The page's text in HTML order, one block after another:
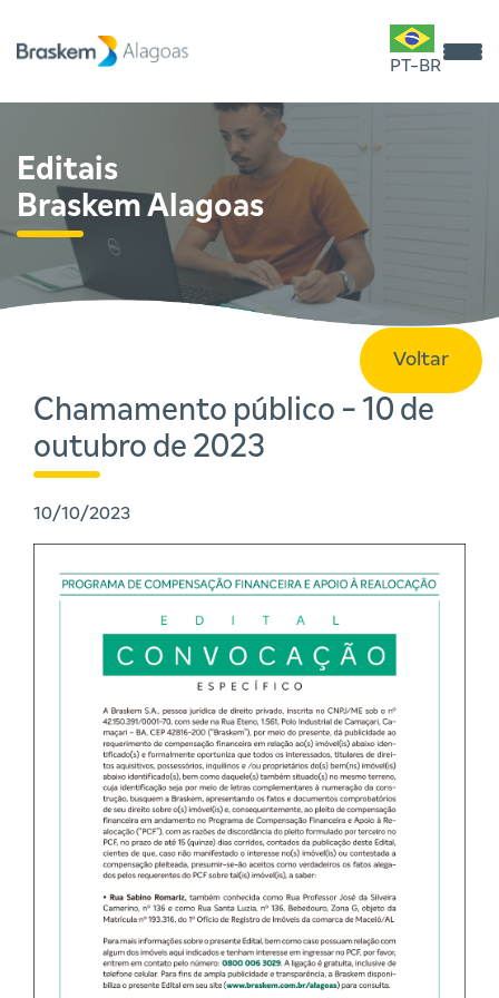
PT-BR
Editais
Braskem Alagoas
Voltar
Chamamento público - 10 de
outubro de 2023
10/10/2023